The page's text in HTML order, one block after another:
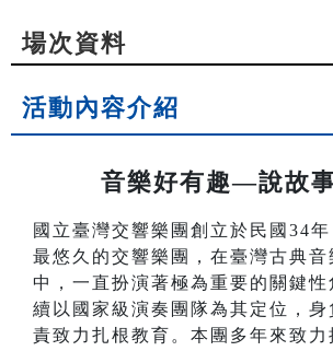
場次資料
活動內容介紹
音樂好有趣—說故
國立臺灣交響樂團創立於民國34
最悠久的交響樂團，在臺灣古典音
中，一直扮演著極為重要的關鍵性
續以國家級演奏團隊為其定位，身
責致力扎根教育。本團多年來致力